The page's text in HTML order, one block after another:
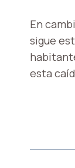
En
sigue
esta